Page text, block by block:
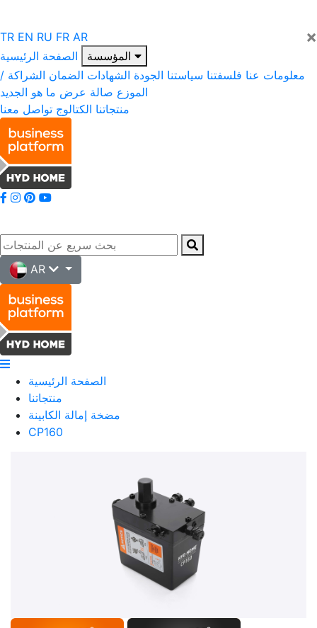
×
TR EN RU FR AR
الصفحة الرئيسية
معلومات عنا فلسفتنا سياستنا الجودة الشهادات الضمان الشراكة /
الموزع صالة عرض ما هو الجديد
منتجاتنا الكتالوج تواصل معنا
AR
الصفحة الرئيسية
منتجاتنا
مضخة إمالة الكابينة
CP160